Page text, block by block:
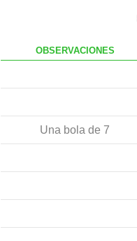
OBS ERVACIONES
Una bola de 7